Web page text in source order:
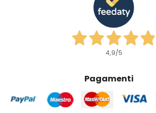
4,9/5
Pagamenti